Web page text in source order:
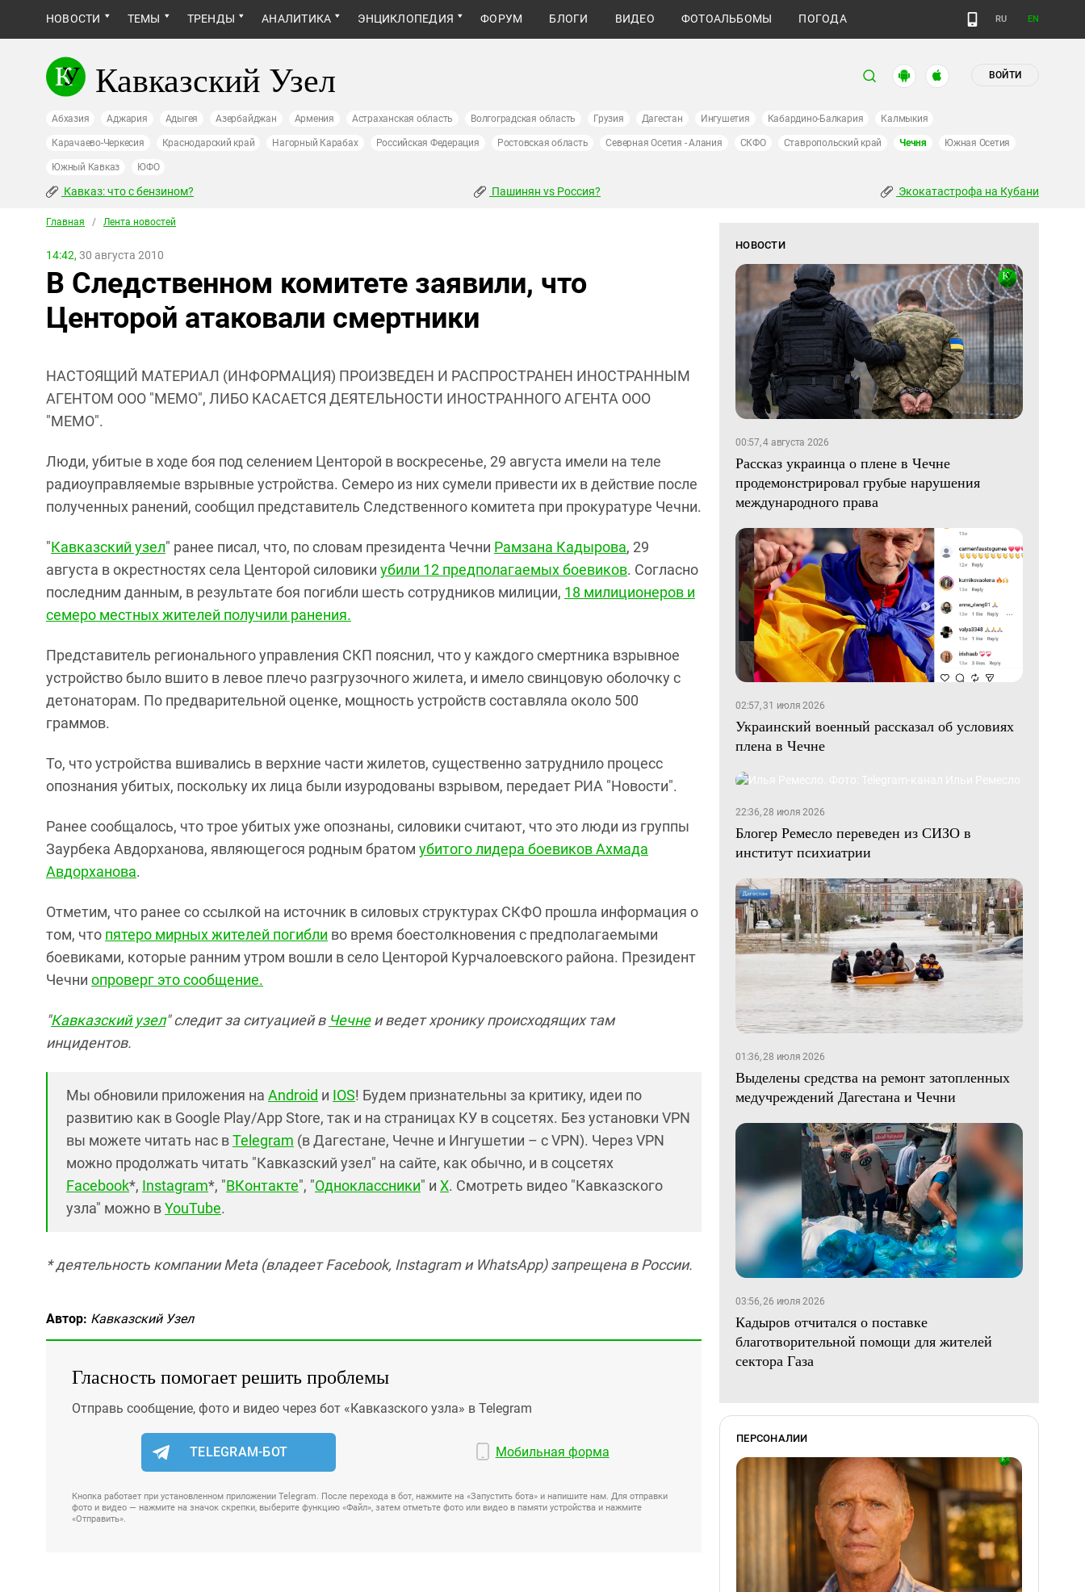
НОВОСТИ ТЕМЫ ТРЕНДЫ АНАЛИТИКА ЭНЦИКЛОПЕДИЯ ФОРУМ БЛОГИ ВИДЕО ФОТОАЛЬБОМЫ ПОГОДА RU EN
Кавказский Узел ВОЙТИ
Абхазия Аджария Адыгея Азербайджан Армения Астраханская область Волгоградская область Грузия Дагестан Ингушетия Кабардино-Балкария Калмыкия
Карачаево-Черкесия Краснодарский край Нагорный Карабах Российская Федерация Ростовская область Северная Осетия - Алания СКФО Ставропольский край Чечня Южная Осетия
Южный Кавказ ЮФО
Кавказ: что с бензином? Пашинян vs Россия? Экокатастрофа на Кубани
Главная / Лента новостей
14:42, 30 августа 2010
В Следственном комитете заявили, что
Центорой атаковали смертники
НАСТОЯЩИЙ МАТЕРИАЛ (ИНФОРМАЦИЯ) ПРОИЗВЕДЕН И РАСПРОСТРАНЕН ИНОСТРАННЫМ
АГЕНТОМ ООО "МЕМО", ЛИБО КАСАЕТСЯ ДЕЯТЕЛЬНОСТИ ИНОСТРАННОГО АГЕНТА ООО
"МЕМО".
Люди, убитые в ходе боя под селением Центорой в воскресенье, 29 августа имели на теле
радиоуправляемые взрывные устройства. Семеро из них сумели привести их в действие после
полученных ранений, сообщил представитель Следственного комитета при прокуратуре Чечни.
"Кавказский узел" ранее писал, что, по словам президента Чечни Рамзана Кадырова, 29
августа в окрестностях села Центорой силовики убили 12 предполагаемых боевиков. Согласно
последним данным, в результате боя погибли шесть сотрудников милиции, 18 милиционеров и
семеро местных жителей получили ранения.
Представитель регионального управления СКП пояснил, что у каждого смертника взрывное
устройство было вшито в левое плечо разгрузочного жилета, и имело свинцовую оболочку с
детонаторам. По предварительной оценке, мощность устройств составляла около 500
граммов.
То, что устройства вшивались в верхние части жилетов, существенно затруднило процесс
опознания убитых, поскольку их лица были изуродованы взрывом, передает РИА "Новости".
Ранее сообщалось, что трое убитых уже опознаны, силовики считают, что это люди из группы
Заурбека Авдорханова, являющегося родным братом убитого лидера боевиков Ахмада
Авдорханова.
Отметим, что ранее со ссылкой на источник в силовых структурах СКФО прошла информация о
том, что пятеро мирных жителей погибли во время боестолкновения с предполагаемыми
боевиками, которые ранним утром вошли в село Центорой Курчалоевского района. Президент
Чечни опроверг это сообщение.
"Кавказский узел" следит за ситуацией в Чечнеи ведет хронику происходящих там
инцидентов.
Мы обновили приложения на Android и IOS! Будем признательны за критику, идеи по
развитию как в Google Play/App Store, так и на страницах КУ в соцсетях. Без установки VPN
вы можете читать нас вTelegram (в Дагестане, Чечне и Ингушетии – с VPN). Через VPN
можно продолжать читать "Кавказский узел" на сайте, как обычно, и в соцсетях
Facebook*, Instagram*, "ВКонтакте", "Одноклассники" и X. Смотреть видео "Кавказского
узла" можно вYouTube.
* деятельность компании Meta (владеет Facebook, Instagram и WhatsApp) запрещена в России.
Автор: Кавказский Узел
Гласность помогает решить проблемы
Отправь сообщение, фото и видео через бот «Кавказского узла» в Telegram
TELEGRAM-БОТ Мобильная форма
Кнопка работает при установленном приложении Telegram. После перехода в бот, нажмите на «Запустить бота» и напишите нам. Для отправки
фото и видео — нажмите на значок скрепки, выберите функцию «Файл», затем отметьте фото или видео в памяти устройства и нажмите
«Отправить».
НОВОСТИ
00:57, 4 августа 2026
Рассказ украинца о плене в Чечне
продемонстрировал грубые нарушения
международного права
02:57, 31 июля 2026
Украинский военный рассказал об условиях
плена в Чечне
22:36, 28 июля 2026
Блогер Ремесло переведен из СИЗО в
институт психиатрии
01:36, 28 июля 2026
Выделены средства на ремонт затопленных
медучреждений Дагестана и Чечни
03:56, 26 июля 2026
Кадыров отчитался о поставке
благотворительной помощи для жителей
сектора Газа
ПЕРСОНАЛИИ